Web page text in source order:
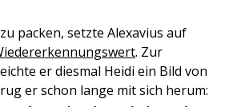
packen, setzte Alexavius auf
. Zur
er diesmal Heidi ein Bild von
er schon lange mit sich herum: